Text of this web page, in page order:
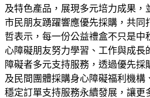
及特色產品，展現多元培力成果，
市民朋友踴躍響應優先採購，共同
哲表示，每一份公益禮盒不只是中
心障礙朋友努力學習、工作與成長
障礙者多元支持服務，透過優先採
及民間團體採購身心障礙福利機構
穩定訂單支持服務永續發展，讓更